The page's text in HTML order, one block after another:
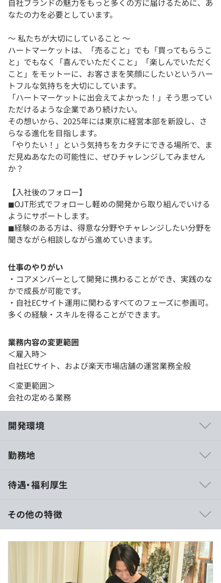
自社ブランドの魅力をもっと多くの方に届けるために、あ
なたの力を必要としています。
～ 私たちが大切にしていること ～
ハートマーケットは、「売ること」でも「買ってもらうこ
と」でもなく「喜んでいただくこと」「楽しんでいただく
こと」をモットーに、お客さまを笑顔にしたいというハー
トフルな気持ちを大切にしています。
「ハートマーケットに出会えてよかった！」そう思ってい
ただけるような企業であり続けたい。
その想いから、2025年には東京に経営本部を新設し、さ
らなる進化を目指します。
「やりたい！」という気持ちをカタチにできる場所で、ま
だ見ぬあなたの可能性に、ぜひチャレンジしてみません
か？
【入社後のフォロー】
◼︎OJT形式でフォローし軽めの開発から取り組んでいける
ようにサポートします。
◼︎経験のある方は、得意な分野やチャレンジしたい分野を
聞きながら相談しながら進めていきます。
仕事のやりがい
・コアメンバーとして開発に携わることができ、実践のな
かで成長が可能です。
・自社ECサイト運用に関わるすべてのフェーズに参画可。
多くの経験・スキルを得ることができます。
業務内容の変更範囲
＜雇入時＞
自社ECサイト、および楽天市場店舗の運営業務全般
＜変更範囲＞
会社の定める業務
開発環境
外部研修やセミナーの受講は可能です。
勤務地
待遇・福利厚生
年俸制： 300万円～500万円（一律手当を含む）
◎残業代は別途全額支給（固定残業〈みなし残業〉代制で
その他の特徴